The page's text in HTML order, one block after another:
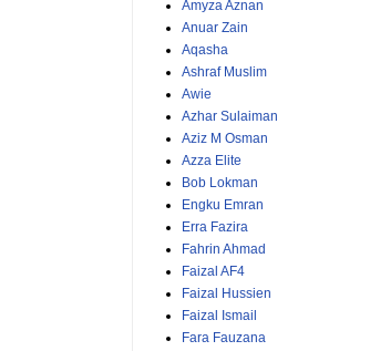
Amyza Aznan
Anuar Zain
Aqasha
Ashraf Muslim
Awie
Azhar Sulaiman
Aziz M Osman
Azza Elite
Bob Lokman
Engku Emran
Erra Fazira
Fahrin Ahmad
Faizal AF4
Faizal Hussien
Faizal Ismail
Fara Fauzana